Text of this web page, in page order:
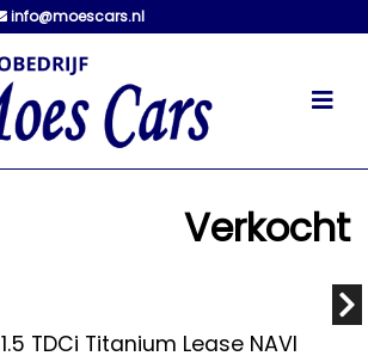
info@moescars.nl
Verkocht
1.5 TDCi Titanium Lease NAVI